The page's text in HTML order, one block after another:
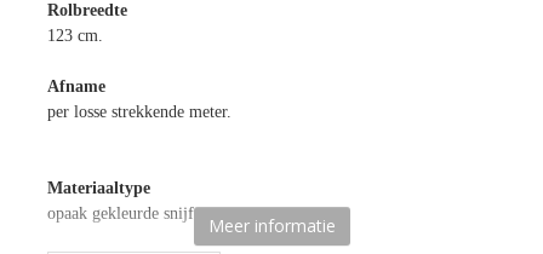
Rolbreedte
123 cm.
Afname
per losse strekkende meter.
Materiaaltype
opaak gekleurde snijfolie.
Meer informatie